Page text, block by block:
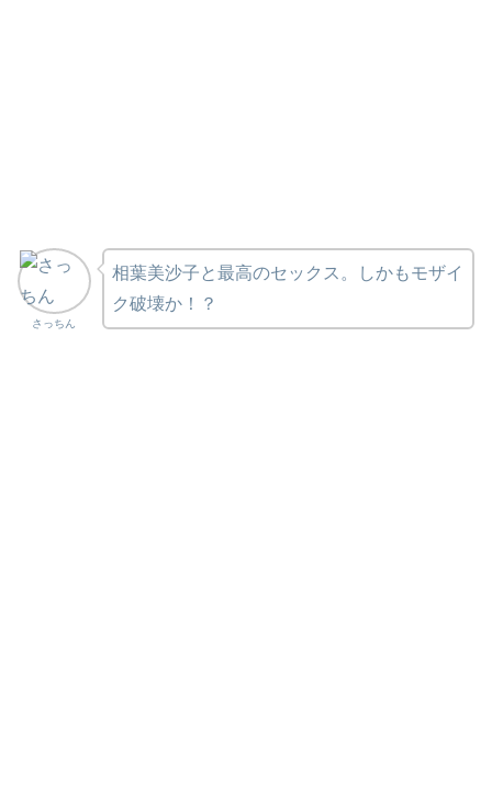
さっちん
相葉美沙子と最高のセックス。しかもモザイ
ク破壊か！？